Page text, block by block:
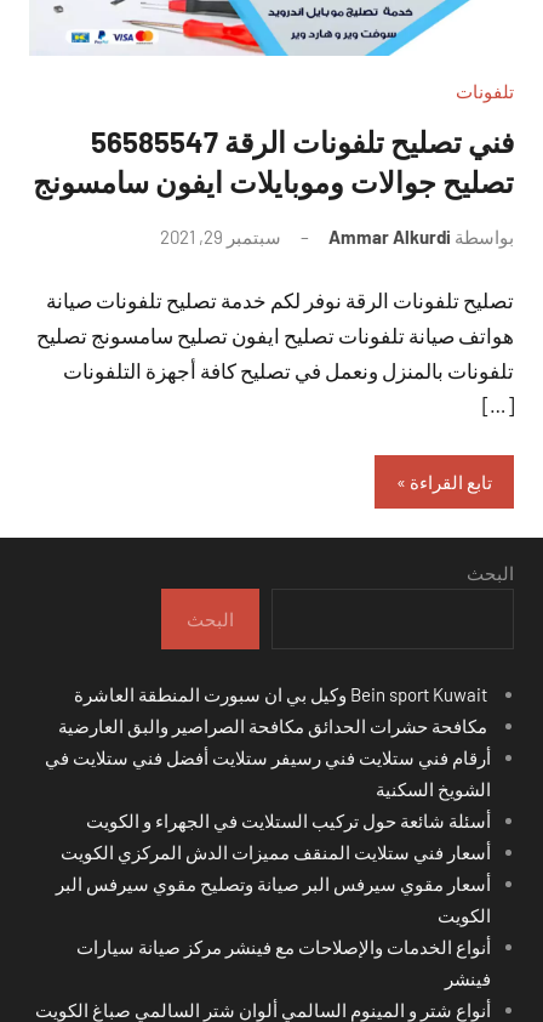
تلفونات
فني تصليح تلفونات الرقة 56585547
تصليح جوالات وموبايلات ايفون سامسونج
بواسطة Ammar Alkurdi سبتمبر 29, 2021
تعليقات
تصليح تلفونات الرقة نوفر لكم خدمة تصليح تلفونات صيانة
هواتف صيانة تلفونات تصليح ايفون تصليح سامسونج تصليح
تلفونات بالمنزل ونعمل في تصليح كافة أجهزة التلفونات
[…]
تابع القراءة
البحث
البحث
مكافحة حشرات الحدائق مكافحة الصراصير والبق العارضية
أرقام فني ستلايت فني رسيفر ستلايت أفضل فني ستلايت في
الشويخ السكنية
أسئلة شائعة حول تركيب الستلايت في الجهراء و الكويت
أسعار فني ستلايت المنقف مميزات الدش المركزي الكويت
أسعار مقوي سيرفس البر صيانة وتصليح مقوي سيرفس البر
الكويت
أنواع الخدمات والإصلاحات مع فينشر مركز صيانة سيارات
فينشر
أنواع شتر و المينوم السالمي ألوان شتر السالمي صباغ الكويت